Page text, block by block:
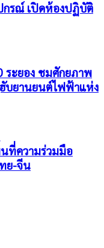
กรณ์ เปิดห้องปฏิบัติ
ระยอง ชมศักยภาพ
บยานยนต์ไฟฟ้าแห่ง
ที่ความร่วมมือ
ย-จีน